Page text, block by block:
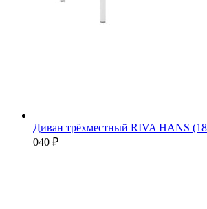
Диван трёхместный RIVA HANS
040 ₽